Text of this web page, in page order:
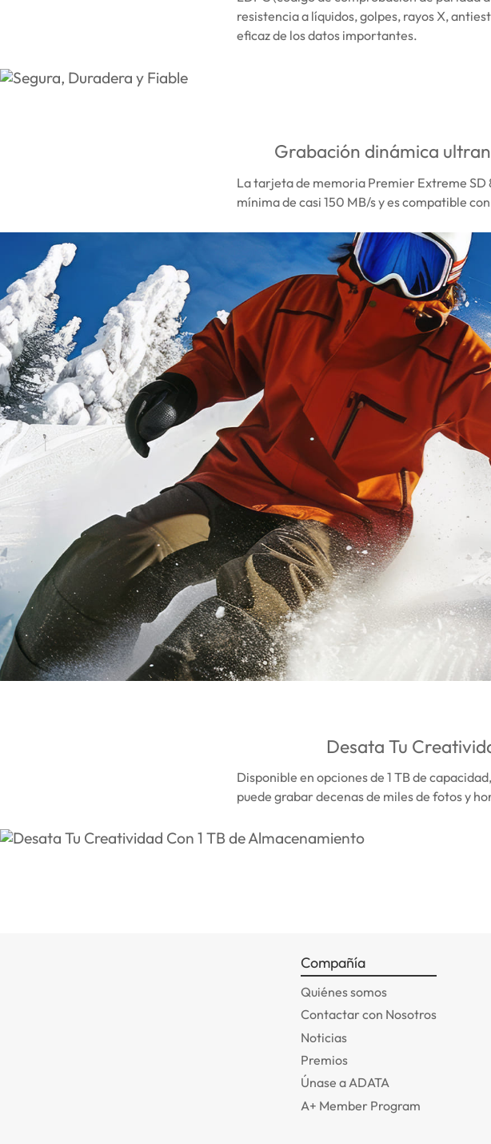
resistencia a líquidos, golpes, rayos X,
eficaz de los datos importantes.
Grabación dinámica
La tarjeta de memoria Premier Extreme
mínima de casi 150 MB/s y es compatible
Desata Tu
Disponible en opciones de 1 TB de
puede grabar decenas de miles de fotos y
Compañía
Quiénes somos
Contactar con Nosotros
Noticias
Premios
Únase a ADATA
A+ Member Program